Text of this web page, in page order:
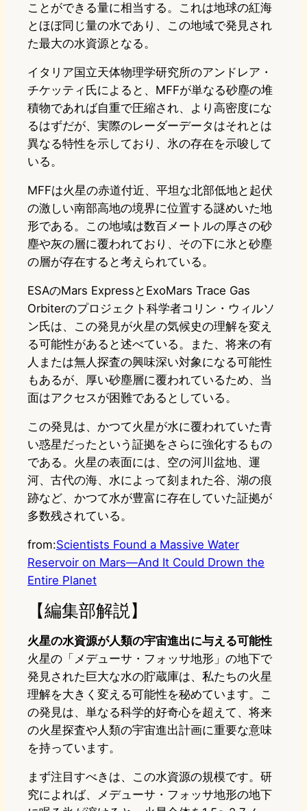
ことができる量に相当する。これは地球の紅海
とほぼ同じ量の水であり、この地域で発見され
た最大の水資源となる。
イタリア国立天体物理学研究所のアンドレア・
チケッティ氏によると、MFFが単なる砂塵の堆
積物であれば自重で圧縮され、より高密度にな
るはずだが、実際のレーダーデータはそれとは
異なる特性を示しており、氷の存在を示唆して
いる。
MFFは火星の赤道付近、平坦な北部低地と起伏
の激しい南部高地の境界に位置する謎めいた地
形である。この地域は数百メートルの厚さの砂
塵や灰の層に覆われており、その下に氷と砂塵
の層が存在すると考えられている。
ESAのMars ExpressとExoMars Trace Gas
Orbiterのプロジェクト科学者コリン・ウィルソ
ン氏は、この発見が火星の気候史の理解を変え
る可能性があると述べている。また、将来の有
人または無人探査の興味深い対象になる可能性
もあるが、厚い砂塵層に覆われているため、当
面はアクセスが困難であるとしている。
この発見は、かつて火星が水に覆われていた青
い惑星だったという証拠をさらに強化するもの
である。火星の表面には、空の河川盆地、運
河、古代の海、水によって刻まれた谷、湖の痕
跡など、かつて水が豊富に存在していた証拠が
多数残されている。
from:Scientists Found a Massive Water
Reservoir on Mars—And It Could Drown the
Entire Planet
【編集部解説】
火星の水資源が人類の宇宙進出に与える可能性
火星の「メデューサ・フォッサ地形」の地下で
発見された巨大な水の貯蔵庫は、私たちの火星
理解を大きく変える可能性を秘めています。こ
の発見は、単なる科学的好奇心を超えて、将来
の火星探査や人類の宇宙進出計画に重要な意味
を持っています。
まず注目すべきは、この水資源の規模です。研
究によれば、メデューサ・フォッサ地形の地下